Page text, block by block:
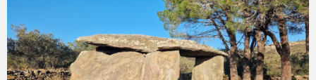
d'en
Cobertella